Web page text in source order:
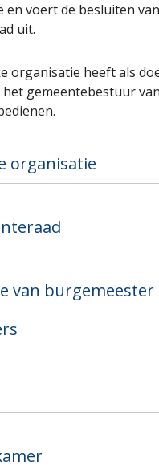
en voert de besluiten
uit.
organisatie heeft als
gemeentebestuur
organisatie
van burgemeester